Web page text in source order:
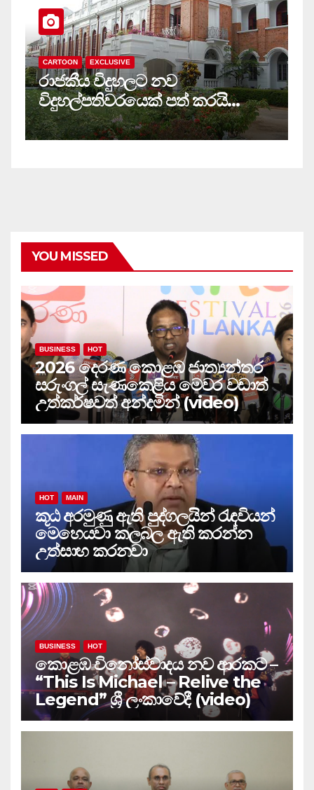
CARTOON EXCLUSIVE
රාජකීය විදුහලට නව
විදුහල්පතිවරයෙක් පත් කරයි…
YOU MISSED
BUSINESS HOT
2026 දෙරණ කොළඹ ජාත්‍යන්තර
සරුංගල් සැණකෙළිය මෙවර වඩාත්
උත්කර්ෂවත් අන්දමින් (video)
HOT MAIN
කූඨ අරමුණු ඇති පුද්ගලයින් රැඳවියන්
මෙහෙයවා කලබල ඇති කරන්න
උත්සාහ කරනවා
BUSINESS HOT
කොළඹ විනෝස්වාදය නව ආරකට –
“This Is Michael – Relive the
Legend” ශ්‍රී ලංකාවේදී (video)